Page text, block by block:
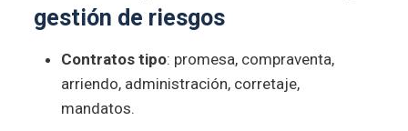
gestión de riesgos
Contratos tipo: promesa, compraventa,
arriendo, administración, corretaje,
mandatos.